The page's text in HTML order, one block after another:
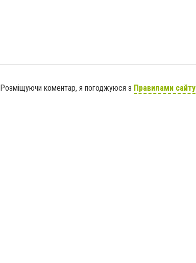
Розміщуючи коментар, я погоджуюся з Правилами сайту